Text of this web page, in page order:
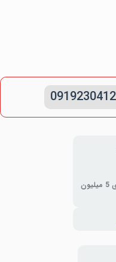
ارسال رایگان با خرید بالای 5 میلیون